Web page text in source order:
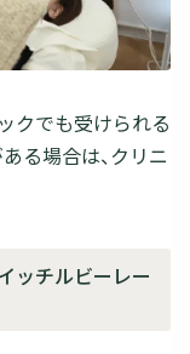
クでも受けられる
る場合は、クリニ
ッチルビーレー